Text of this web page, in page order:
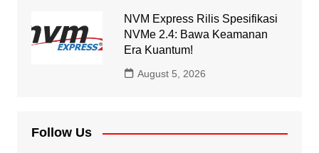
NVM Express Rilis Spesifikasi
NVMe 2.4: Bawa Keamanan
Era Kuantum!
August 5, 2026
Follow Us